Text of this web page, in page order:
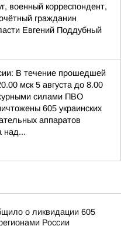
военный корреспондент,
гражданин
Евгений Поддубный
В течение прошедшей
мск 5 августа до 8.00
силами ПВО
605 украинских
аппаратов
над...
о ликвидации 605
России